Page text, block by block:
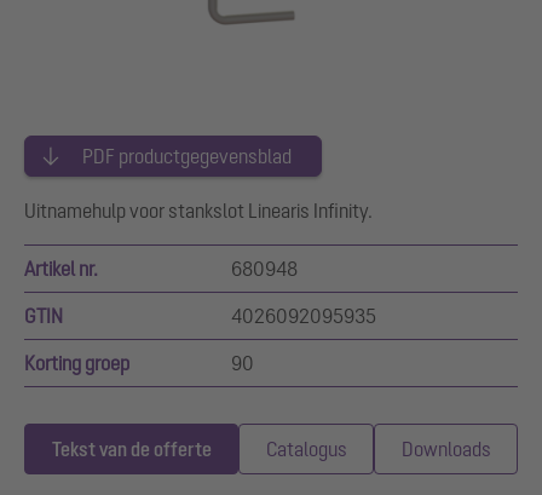
PDF productgegevensblad
Uitnamehulp voor stankslot Linearis Infinity.
Artikel nr. 680948
GTIN 4026092095935
Korting groep 90
Tekst van de offerte Catalogus Downloads